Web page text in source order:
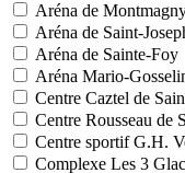
Aréna de
Aréna de Saint-
Aréna de Sainte-Foy
Aréna Mario-
Centre Caztel de
Centre Rousseau de
Centre sportif G.H.
Complexe Les 3